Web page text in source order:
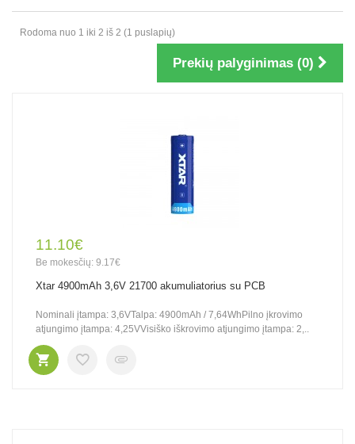
Rodoma nuo 1 iki 2 iš 2 (1 puslapių)
Prekių palyginimas (0)
11.10€
Be mokesčių: 9.17€
Xtar 4900mAh 3,6V 21700 akumuliatorius su PCB
Nominali įtampa: 3,6VTalpa: 4900mAh / 7,64WhPilno įkrovimo
atjungimo įtampa: 4,25VVisiško iškrovimo atjungimo įtampa: 2,..